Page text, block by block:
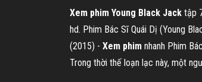
Xem phim Young Black Jack tập
hd. Phim Bác Sĩ Quái Dị (Young
(2015) - Xem phim nhanh Phim
Trong thời thế loạn lạc này, một